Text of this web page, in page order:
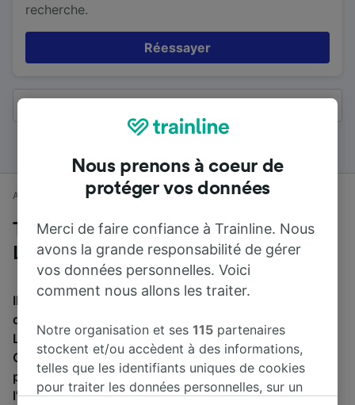
recherche.
Réessayer
Accueil Horaires train Milton Keynes Central à Liverpool
Trains de Milton Keynes Central à
Liverpool
Il faut en moyenne 2 h 13 min pour parcourir en train la
distance de 214 km entre Milton Keynes Central et
Liverpool. Environ 30 trains partent de Milton Keynes
Central et arrivent à Liverpool chaque jour, et il est
possible de trouver des billets à 14,07 € en réservant à
l’avance.
Nous prenons à coeur de
protéger vos données
Merci de faire confiance à Trainline. Nous
avons la grande responsabilité de gérer
vos données personnelles. Voici
comment nous allons les traiter.
Notre organisation et ses115 partenaires
stockent et/ou accèdent à des informations,
telles que les identifiants uniques de cookies
pour traiter les données personnelles, sur un